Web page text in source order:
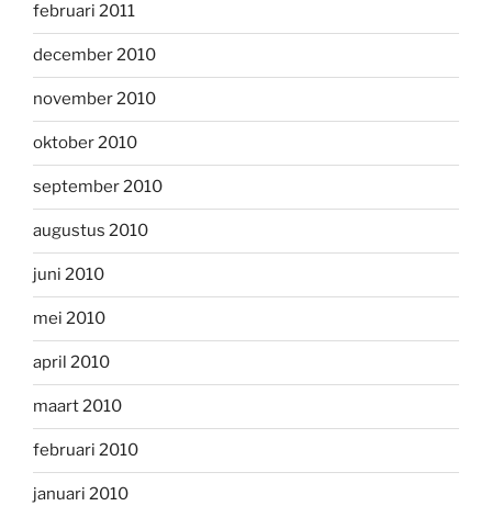
februari 2011
december 2010
november 2010
oktober 2010
september 2010
augustus 2010
juni 2010
mei 2010
april 2010
maart 2010
februari 2010
januari 2010